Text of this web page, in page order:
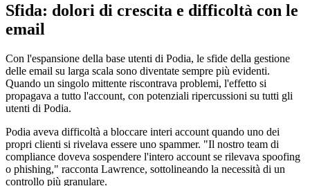
Sfida: dolori di crescita e difficoltà con le
email
Con l'espansione della base utenti di Podia, le sfide della gestione
delle email su larga scala sono diventate sempre più evidenti.
Quando un singolo mittente riscontrava problemi, l'effetto si
propagava a tutto l'account, con potenziali ripercussioni su tutti gli
utenti di Podia.
Podia aveva difficoltà a bloccare interi account quando uno dei
propri clienti si rivelava essere uno spammer. "Il nostro team di
compliance doveva sospendere l'intero account se rilevava spoofing
o phishing," racconta Lawrence, sottolineando la necessità di un
controllo più granulare.